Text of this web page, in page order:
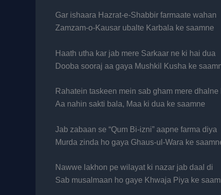
Gar ishaara Hazrat-e-Shabbir farmaate wahan
Zamzam-o-Kausar ubalte Karbala ke saamne
Haath utha kar jab mere Sarkaar ne ki hai dua
Dooba sooraj aa gaya Mushkil Kusha ke
Rahatein taskeen mein sab gham mere dhalne
Aa nahin sakti bala, Maa ki dua ke saamne
Jab zabaan se “Qum Bi-izni” aapne farma diya
Murda zinda ho gaya Ghaus-ul-Wara ke
Nawwe lakhon pe wilayat ki nazar jab daal di
Sab musalmaan ho gaye Khwaja Piya ke